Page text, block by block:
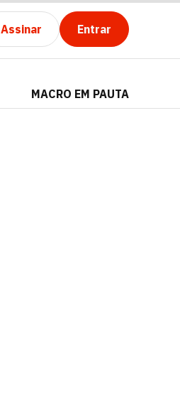
Assinar Entrar
MACRO EM PAUTA